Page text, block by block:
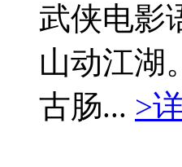
武侠电影
山动江湖
古肠... >